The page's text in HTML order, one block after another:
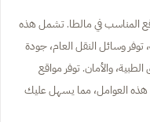
المناسب في مالطا. تشمل هذه
وسائل النقل العام، جودة
والأمان. توفر مواقع
العوامل، مما يسهل عليك